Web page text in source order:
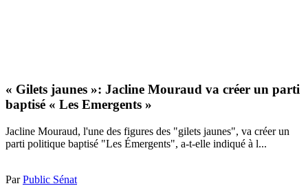
« Gilets jaunes »: Jacline Mouraud va créer un parti
baptisé « Les Emergents »
Jacline Mouraud, l'une des figures des "gilets jaunes", va créer un
parti politique baptisé "Les Émergents", a-t-elle indiqué à l...
ParPublic Sénat